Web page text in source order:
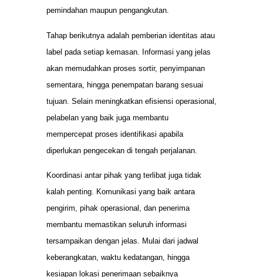
pemindahan maupun pengangkutan.
Tahap berikutnya adalah pemberian identitas atau
label pada setiap kemasan. Informasi yang jelas
akan memudahkan proses sortir, penyimpanan
sementara, hingga penempatan barang sesuai
tujuan. Selain meningkatkan efisiensi operasional,
pelabelan yang baik juga membantu
mempercepat proses identifikasi apabila
diperlukan pengecekan di tengah perjalanan.
Koordinasi antar pihak yang terlibat juga tidak
kalah penting. Komunikasi yang baik antara
pengirim, pihak operasional, dan penerima
membantu memastikan seluruh informasi
tersampaikan dengan jelas. Mulai dari jadwal
keberangkatan, waktu kedatangan, hingga
kesiapan lokasi penerimaan sebaiknya